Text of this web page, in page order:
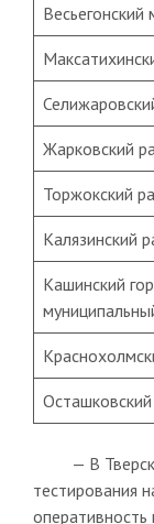
Жарковский
Калязинский
Кашинский
Осташковский
— В
тестирования